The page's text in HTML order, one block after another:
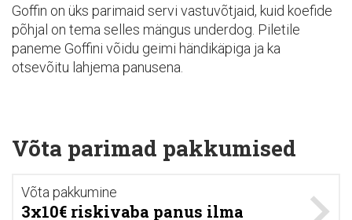
Goffin on üks parimaid servi vastuvõtjaid, kuid koefide
põhjal on tema selles mängus underdog. Piletile
paneme Goffini võidu geimi händikäpiga ja ka
otsevõitu lahjema panusena.
Võta parimad pakkumised
Võta pakkumine
3x10€ riskivaba panus ilma